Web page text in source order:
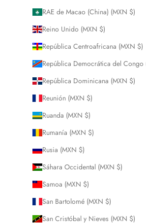
RAE de Macao (China) (MXN $)
Reino Unido (MXN $)
República Centroafricana (MXN $)
República Democrática del Congo
República Dominicana (MXN $)
Reunión (MXN $)
Ruanda (MXN $)
Rumanía (MXN $)
Rusia (MXN $)
Sáhara Occidental (MXN $)
Samoa (MXN $)
San Bartolomé (MXN $)
San Cristóbal y Nieves (MXN $)